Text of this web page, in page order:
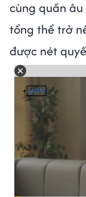
cùng quần
tổng thể trở
được nét